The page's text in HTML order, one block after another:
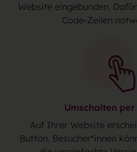
Website eingebunden.
Code-Zeilen
Umschalten
Auf Ihrer Website
Button. Besucher*innen